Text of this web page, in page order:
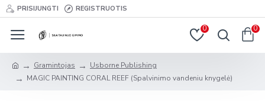
PRISIJUNGTI REGISTRUOTIS
0 0
Gramintojas
Usborne Publishing
MAGIC PAINTING CORAL REEF (Spalvinimo vandeniu knygelė)